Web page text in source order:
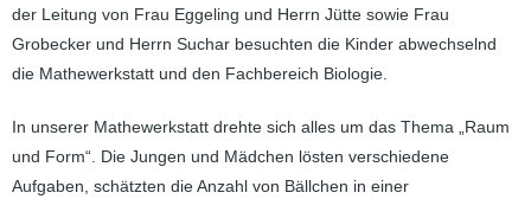
der Leitung von Frau Eggeling und Herrn Jütte sowie Frau
Grobecker und Herrn Suchar besuchten die Kinder abwechselnd
die Mathewerkstatt und den Fachbereich Biologie.
In unserer Mathewerkstatt drehte sich alles um das Thema „Raum
und Form“. Die Jungen und Mädchen lösten verschiedene
Aufgaben, schätzten die Anzahl von Bällchen in einer